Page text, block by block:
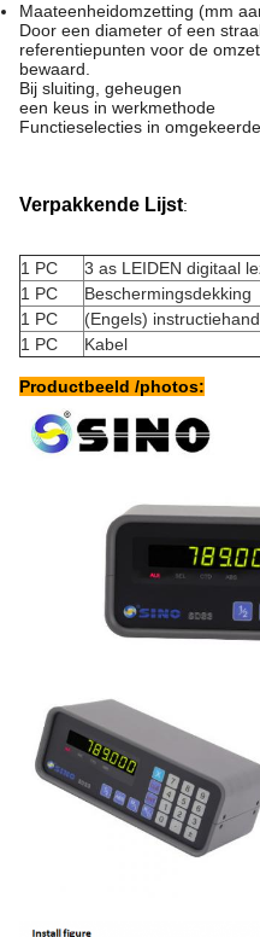
Maateenheidomzetting (mm
Door een diameter of een
referentiepunten voor de
bewaard.
Bij sluiting, geheugen
een keus in werkmethode
Functieselecties in omgekeerde
Verpakkende Lijst:
1 PC
3 as LEIDEN digitaal
1 PC
Beschermingsdekking
1 PC
(Engels)
1 PC
Kabel
Productbeeld /photos: